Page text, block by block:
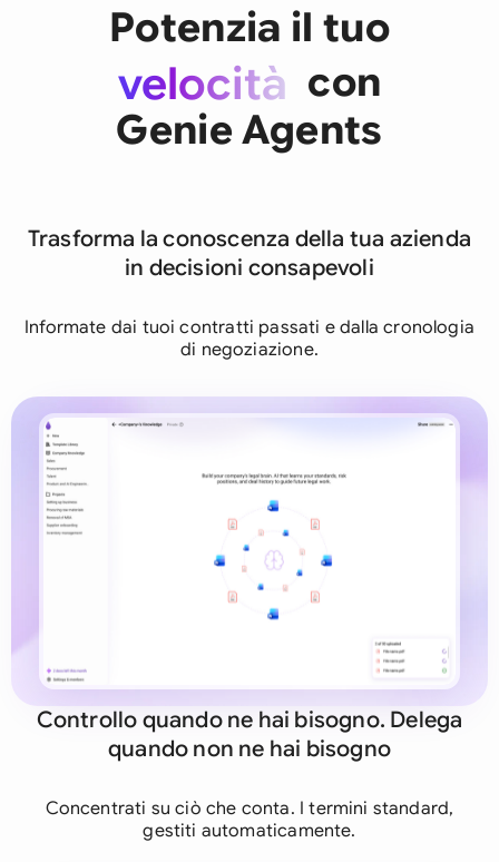
Potenzia il tuo
velocità
impatto
team
con
Genie Agents
Trasforma la conoscenza della tua azienda
in decisioni consapevoli
Informate dai tuoi contratti passati e dalla cronologia
di negoziazione.
Controllo quando ne hai bisogno. Delega
quando non ne hai bisogno
Concentrati su ciò che conta. I termini standard,
gestiti automaticamente.